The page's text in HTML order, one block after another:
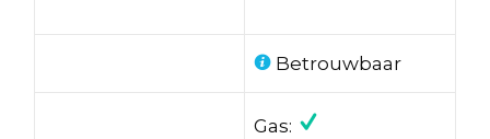
Betrouwbaar
Gas: